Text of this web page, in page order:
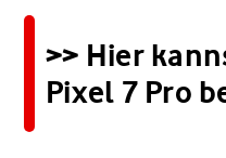
>> Hier
Pixel 7 Pro